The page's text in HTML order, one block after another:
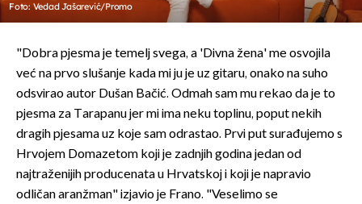
Foto: Vedad Jašarević/Promo
"Dobra pjesma je temelj svega, a 'Divna žena' me osvojila
već na prvo slušanje kada mi ju je uz gitaru, onako na suho
odsvirao autor Dušan Bačić. Odmah sam mu rekao da je to
pjesma za Tarapanu jer mi ima neku toplinu, poput nekih
dragih pjesama uz koje sam odrastao. Prvi put surađujemo s
Hrvojem Domazetom koji je zadnjih godina jedan od
najtraženijih producenata u Hrvatskoj i koji je napravio
odličan aranžman" izjavio je Frano. "Veselimo se